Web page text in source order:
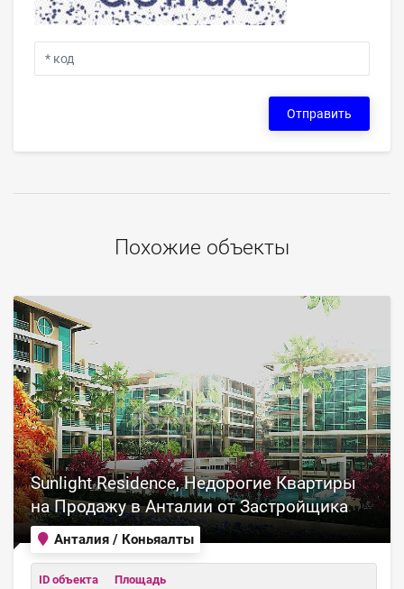
Отправить
Похожие объекты
Анталия / Коньяалты
Sunlight Residence, Недорогие Квартиры
на Продажу в Анталии от Застройщика
ID объекта
Площадь